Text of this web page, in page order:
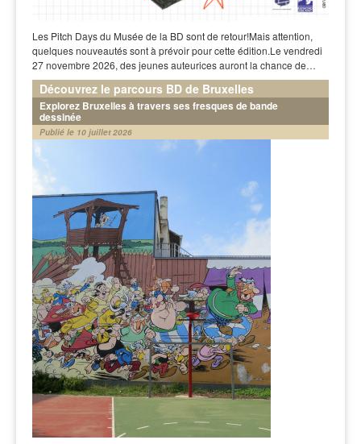
Les Pitch Days du Musée de la BD sont de retour!Mais attention,
quelques nouveautés sont à prévoir pour cette édition.Le vendredi
27 novembre 2026, des jeunes auteurices auront la chance de…
Découvrez le parcours BD de Bruxelles
Explorez Bruxelles à travers ses fresques de bande
dessinée
Publié le 10 juillet 2026